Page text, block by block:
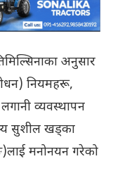
अनुसार
नियमहरू,
व्यवस्थापन
सुशील खड्का
मनोनयन गरेको